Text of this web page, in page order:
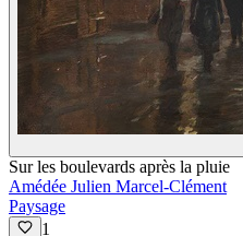
Sur les boulevards après la pluie
Amédée Julien Marcel-Clément
Paysage
1